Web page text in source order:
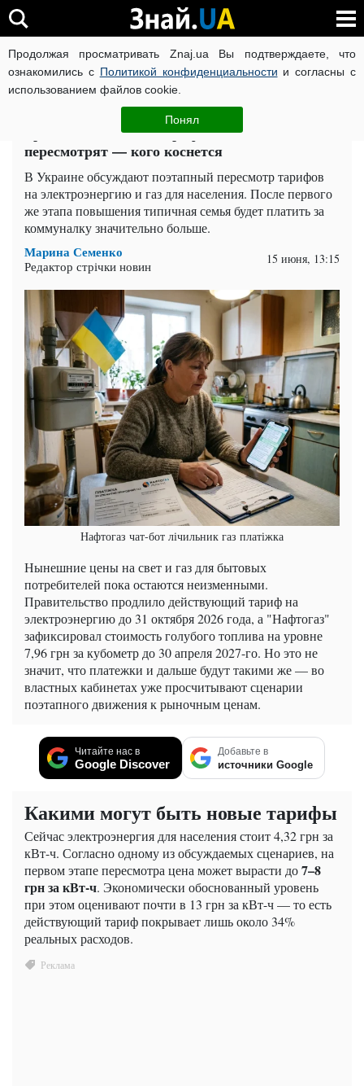
Продолжая просматривать Znaj.ua Вы подтверждаете, что
ознакомились с Политикой конфиденциальности и согласны с
использованием файлов cookie.
Понял
ВОЙНА РОССИИ ПРОТИВ УКРАИНЫ КОРОНАВИРУС В
ЧИТАТИ УКРАЇНСЬКОЮ
Трясите кошельки: тарифы на свет и газ
пересмотрят — кого коснется
В Украине обсуждают поэтапный пересмотр тарифов
на электроэнергию и газ для населения. После первого
же этапа повышения типичная семья будет платить за
коммуналку значительно больше.
Марина Семенко
Редактор стрічки новин 15 июня, 13:15
Нафтогаз чат-бот лічильник газ платіжка
Нынешние цены на свет и газ для бытовых
потребителей пока остаются неизменными.
Правительство продлило действующий тариф на
электроэнергию до 31 октября 2026 года, а "Нафтогаз"
зафиксировал стоимость голубого топлива на уровне
7,96 грн за кубометр до 30 апреля 2027-го. Но это не
значит, что платежки и дальше будут такими же — во
властных кабинетах уже просчитывают сценарии
поэтапного движения к рыночным ценам.
Читайте нас в
Google Discover
Добавьте в
источники Google
Какими могут быть новые тарифы
Сейчас электроэнергия для населения стоит 4,32 грн за
кВт-ч. Согласно одному из обсуждаемых сценариев, на
первом этапе пересмотра цена может вырасти до7–8
грн за кВт-ч. Экономически обоснованный уровень
при этом оценивают почти в 13 грн за кВт-ч — то есть
действующий тариф покрывает лишь около 34%
реальных расходов.